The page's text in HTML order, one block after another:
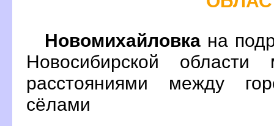
Новомихайловка на
Новосибирской
расстояниями между
сёлами